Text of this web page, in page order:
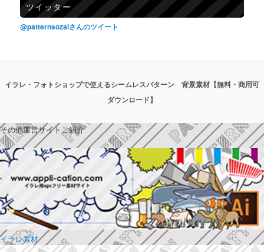
ツイッター
@patternsozaiさんのツイート
イラレ・フォトショップで使えるシームレスパターン 背景素材【無料・商用可
ダウンロード】
その他運営サイトご紹介
イラレ素材